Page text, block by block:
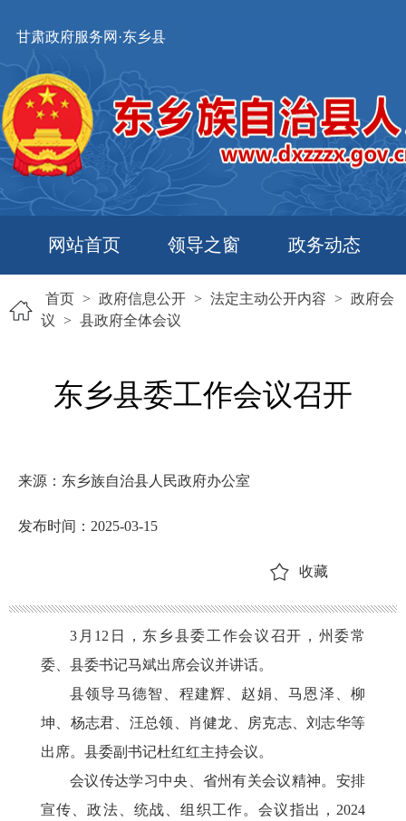
甘肃政府服务网·东乡县
网站首页 领导之窗 政务动态
首页 > 政府信息公开 > 法定主动公开内容 > 政府会
议 > 县政府全体会议
东乡县委工作会议召开
来源：东乡族自治县人民政府办公室
发布时间：2025-03-15
收藏
3月12日，东乡县委工作会议召开，州委常
委、县委书记马斌出席会议并讲话。
县领导马德智、程建辉、赵娟、马恩泽、柳
坤、杨志君、汪总领、肖健龙、房克志、刘志华等
出席。县委副书记杜红红主持会议。
会议传达学习中央、省州有关会议精神。安排
宣传、政法、统战、组织工作。会议指出， 2024